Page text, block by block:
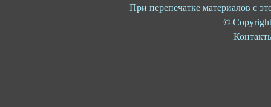
При перепечатке материалов с
©